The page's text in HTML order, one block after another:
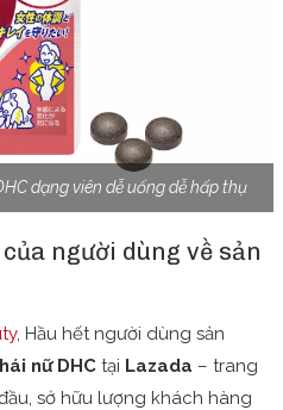
dạng viên dễ uống dễ hấp thụ
người dùng về sản
, Hầu hết người dùng sản
nữ DHC tại Lazada – trang
sở hữu lượng khách hàng